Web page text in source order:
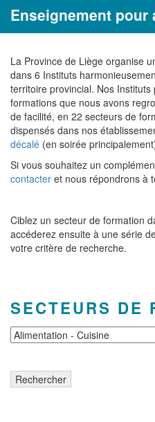
Enseignement pour
La Province de Liège organise
dans 6 Instituts
territoire provincial. Nos
formations que nous avons
de facilité, en 22 secteurs de
dispensés dans nos
décalé (en soirée
Si vous souhaitez un
contacter et nous répondrons à
Ciblez un secteur de formation
accéderez ensuite à une série
votre critère de recherche.
SECTEURS DE